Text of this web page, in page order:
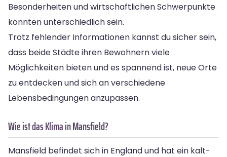
Besonderheiten und wirtschaftlichen Schwerpunkte
könnten unterschiedlich sein.
Trotz fehlender Informationen kannst du sicher sein,
dass beide Städte ihren Bewohnern viele
Möglichkeiten bieten und es spannend ist, neue Orte
zu entdecken und sich an verschiedene
Lebensbedingungen anzupassen.
Wie ist das Klima in Mansfield?
Mansfield befindet sich in England und hat ein kalt-